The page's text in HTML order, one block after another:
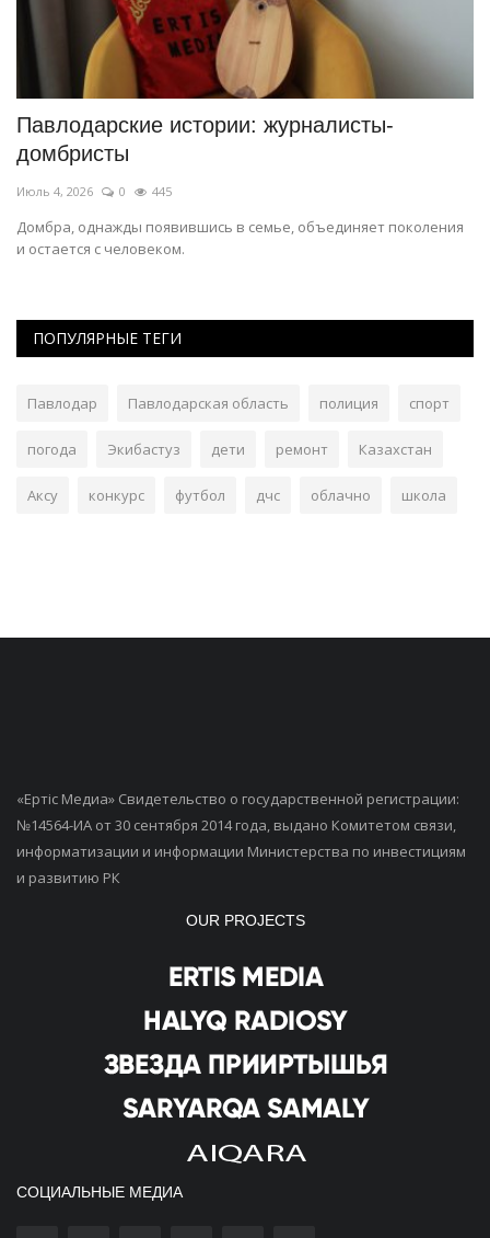
Павлодарские истории: журналисты-
домбристы
Июль 4, 2026 0 445
Домбра, однажды появившись в семье, объединяет поколения
и остается с человеком.
ПОПУЛЯРНЫЕ ТЕГИ
Павлодар Павлодарская область полиция спорт
погода Экибастуз дети ремонт Казахстан
Аксу конкурс футбол дчс облачно школа
«Ертiс Медиа» Свидетельство о государственной регистрации:
№14564-ИА от 30 сентября 2014 года, выдано Комитетом связи,
информатизации и информации Министерства по инвестициям
и развитию РК
OUR PROJECTS
СОЦИАЛЬНЫЕ МЕДИА